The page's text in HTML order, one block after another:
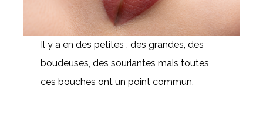
Il y a en des petites , des grandes, des
boudeuses, des souriantes mais toutes
ces bouches ont un point commun.